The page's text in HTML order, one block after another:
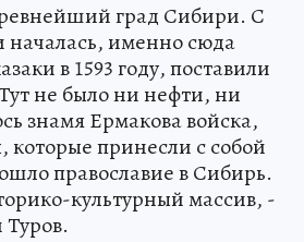
град Сибири. С
началась, именно сюда
в 1593 году, поставили
не было ни нефти, ни
знамя Ермакова войска,
принесли с собой
православие в Сибирь.
культурный массив, -
Туров.